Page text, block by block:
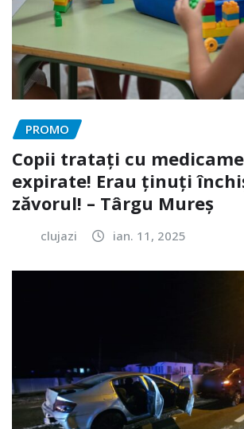
PROMO
Copii tratați cu
expirate! Erau ținuți
zăvorul! – Târgu Mureș
clujazi ian. 11, 2025